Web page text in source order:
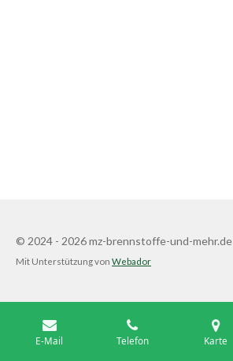
© 2024 - 2026 mz-brennstoffe-und-mehr.de
Mit Unterstützung von Webador
E-Mail Telefon Karte